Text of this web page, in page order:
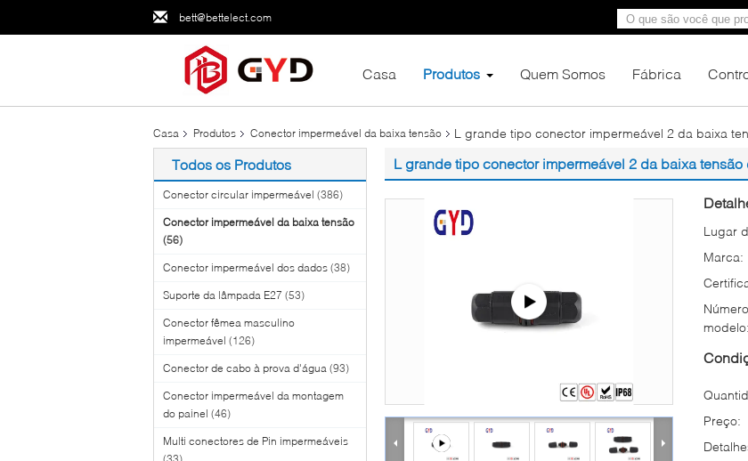
bett@bettelect.com
Casa Produtos Quem Somos Fábrica
Casa Produtos Conector impermeável da baixa tensão L grande tipo conector impermeável 2 da baixa
Todos os Produtos
Conector circular impermeável (386)
Conector impermeável da baixa tensão
(56)
Conector impermeável dos dados (38)
Suporte da lâmpada E27 (53)
Conector fêmea masculino
impermeável (126)
Conector de cabo à prova d'água (93)
Conector impermeável da montagem
do painel (46)
Multi conectores de Pin impermeáveis
L grande tipo conector impermeável 2 da baixa tensão
Lugar
Marca:
modelo:
Preço: